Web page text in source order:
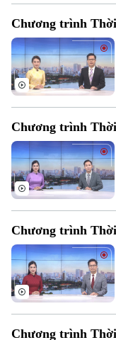
Liên hệ đường dây nóng
Tòa soạn
0865.116.699 (hotline)
Chương trình Thời
Chương trình Thời
Chương trình Thời
Chương trình Thời